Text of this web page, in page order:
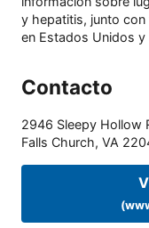
y hepatitis, junto con
en Estados Unidos
Contacto
2946 Sleepy Hollow
Falls Church, VA